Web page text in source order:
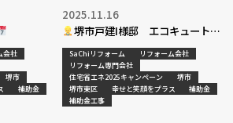
会社
堺市
補助金
堺市戸建I様邸 エコキュート入
替工事補助金
2025.11.16
SaChiリフォーム
リフォーム会社
リフォーム専門会社
住宅省エネ2025キャンペーン
堺市
堺市東区
幸せと笑顔をプラス
補助金
補助金工事